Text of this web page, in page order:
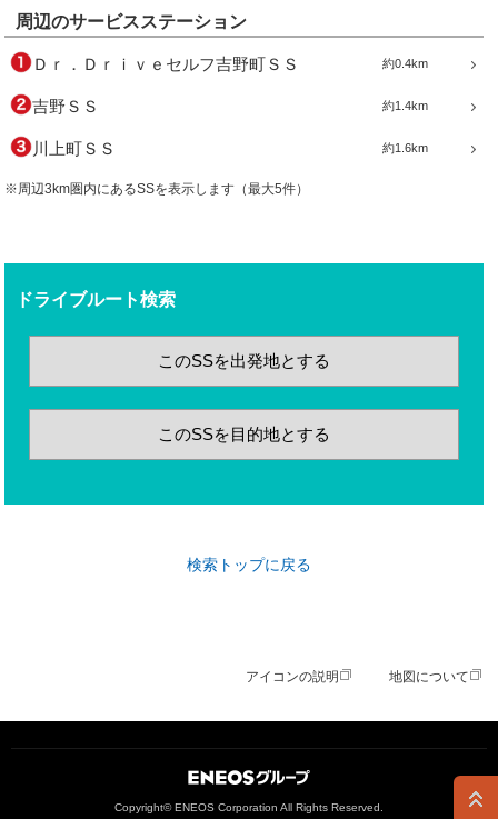
周辺のサービスステーション
約0.4km
Ｄｒ．Ｄｒｉｖｅセルフ吉野町ＳＳ
約1.4km
吉野ＳＳ
約1.6km
川上町ＳＳ
※周辺3km圏内にあるSSを表示します（最大5件）
ドライブルート検索
このSSを出発地とする
このSSを目的地とする
検索トップに戻る
アイコンの説明 地図について
Copyright© ENEOS Corporation All Rights Reserved.